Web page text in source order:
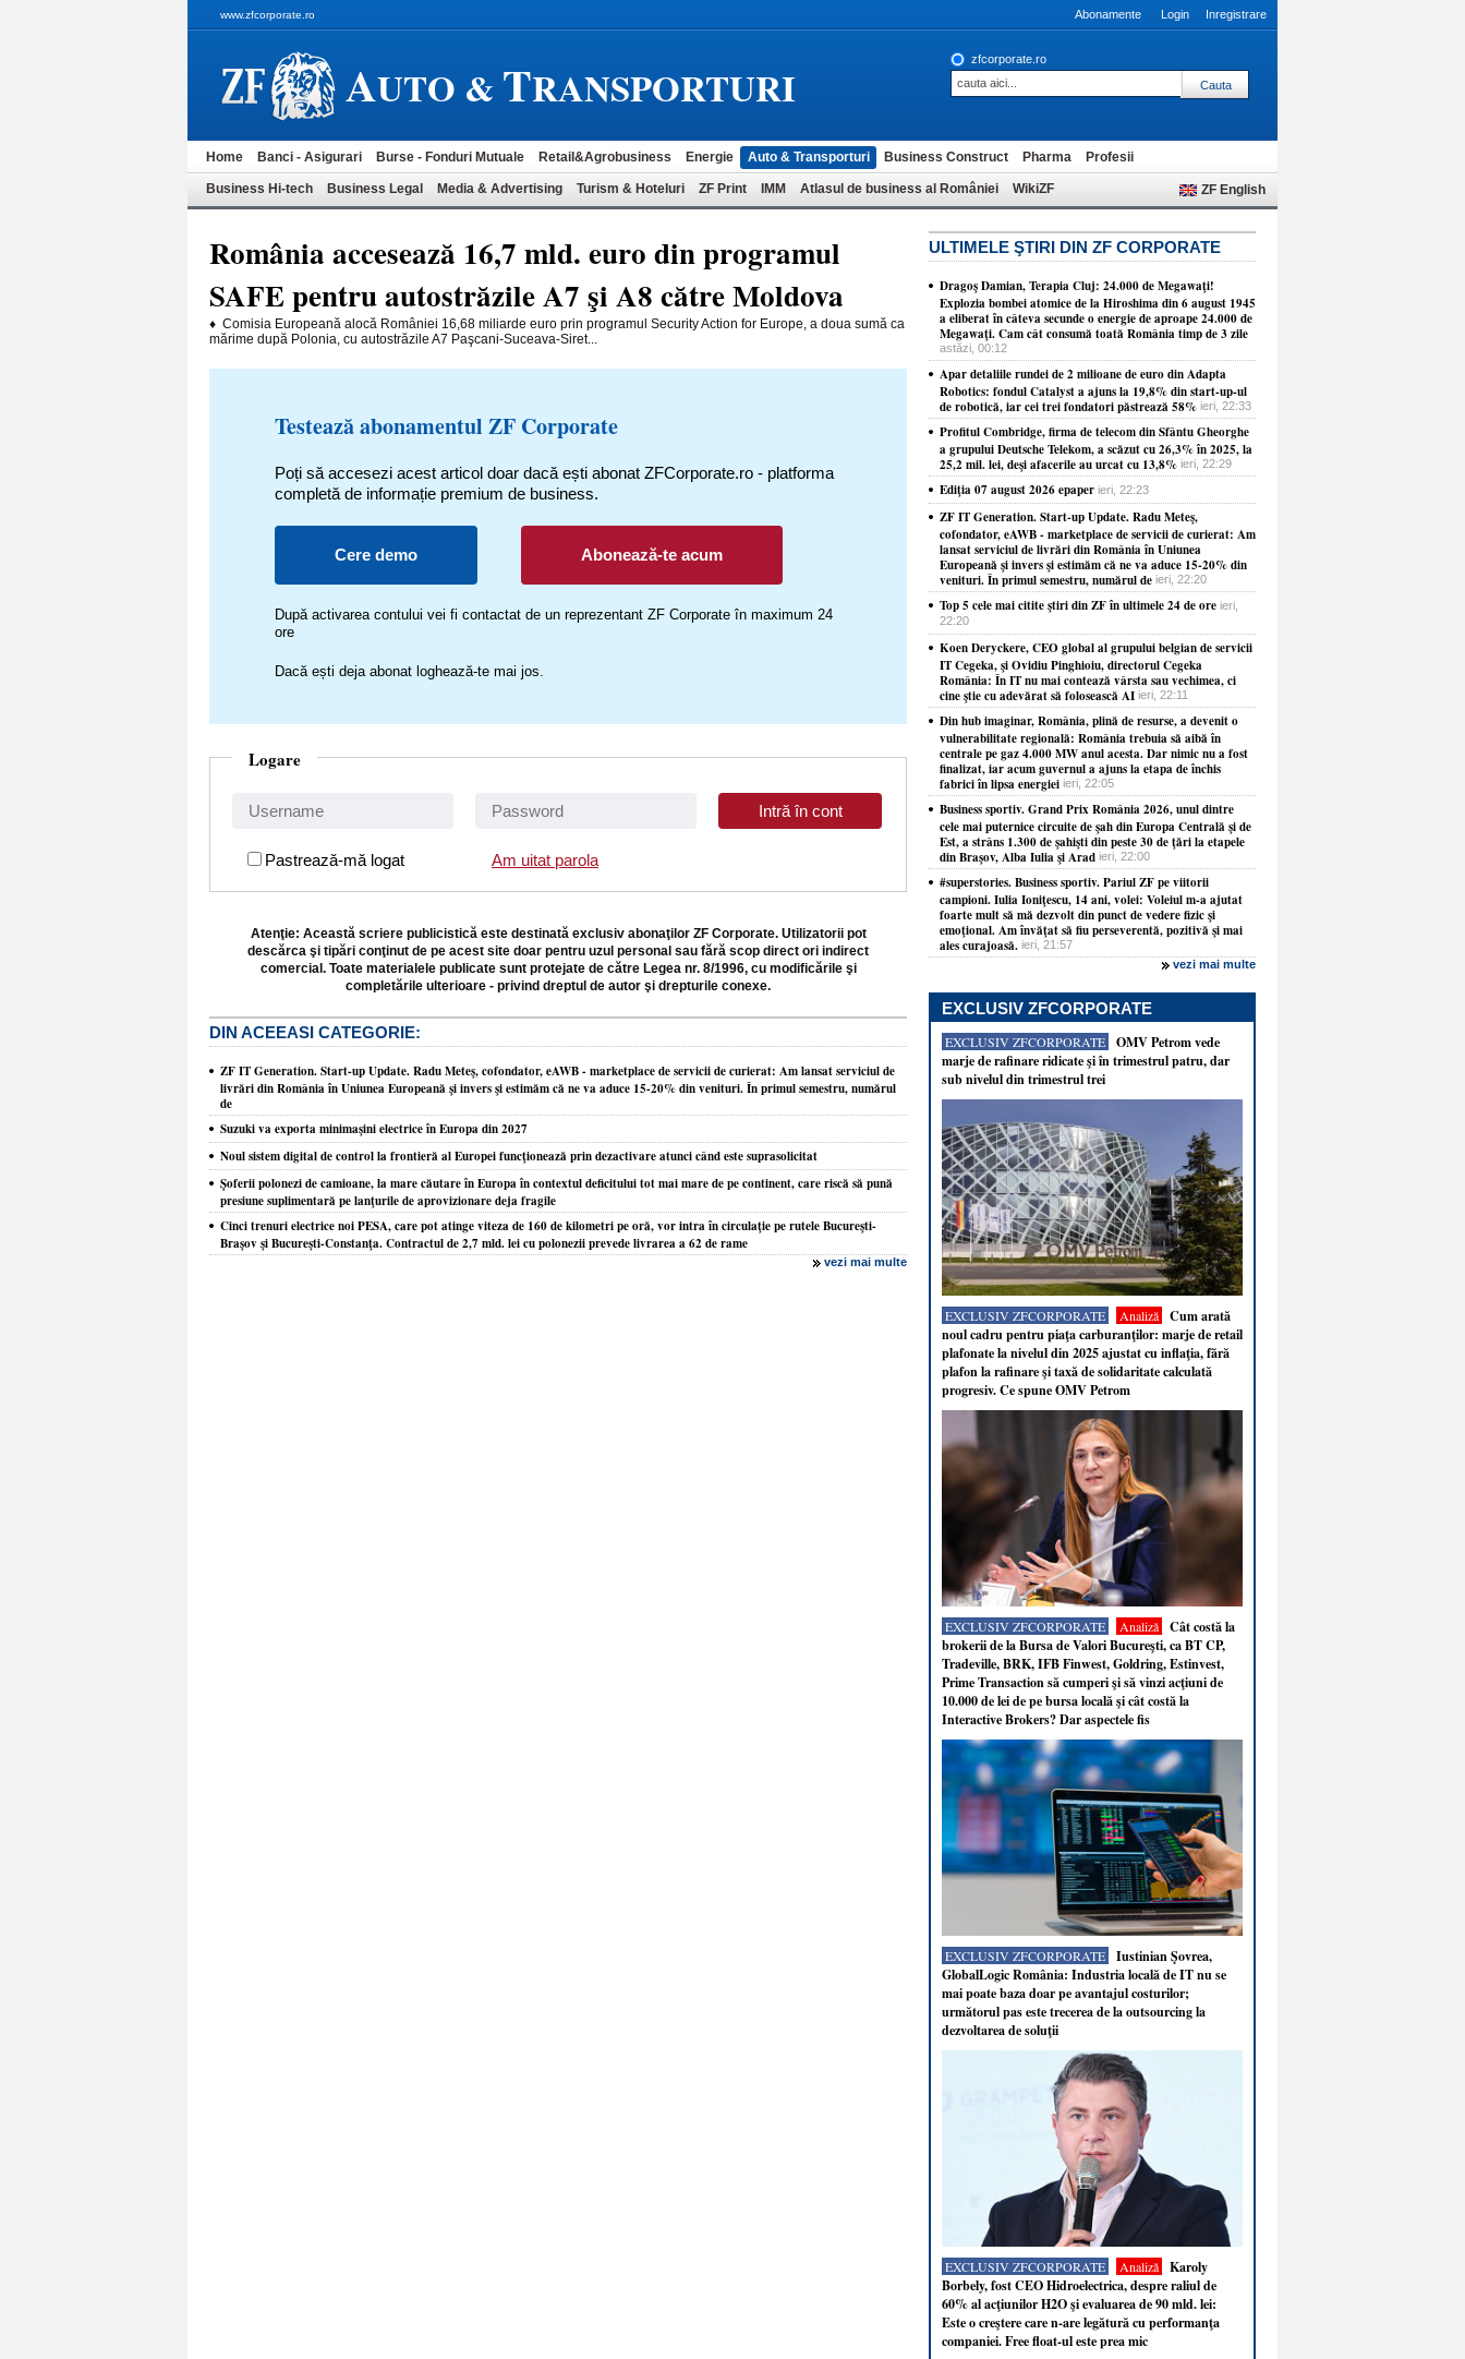
www.zfcorporate.ro Abonamente Login Inregistrare
AUTO & TRANSPORTURI
zfcorporate.ro
Home Banci - Asigurari Burse - Fonduri Mutuale Retail&Agrobusiness Energie Auto & Transporturi Business Construct Pharma Profesii
Business Hi-tech Business Legal Media & Advertising Turism & Hoteluri ZF Print IMM Atlasul de business al României WikiZF ZF English
România accesează 16,7 mld. euro din programul
SAFE pentru autostrăzile A7 şi A8 către Moldova
♦ Comisia Europeană alocă României 16,68 miliarde euro prin programul Security Action for Europe, a doua sumă ca
mărime după Polonia, cu autostrăzile A7 Paşcani-Suceava-Siret...
Testează abonamentul ZF Corporate
Poți să accesezi acest articol doar dacă ești abonat ZFCorporate.ro - platforma
completă de informație premium de business.
Cere demo Abonează-te acum
După activarea contului vei fi contactat de un reprezentant ZF Corporate în maximum 24
ore
Dacă ești deja abonat loghează-te mai jos.
Logare
Pastrează-mă logat Am uitat parola
Atenţie: Această scriere publicistică este destinată exclusiv abonaţilor ZF Corporate. Utilizatorii pot
descărca şi tipări conţinut de pe acest site doar pentru uzul personal sau fără scop direct ori indirect
comercial. Toate materialele publicate sunt protejate de către Legea nr. 8/1996, cu modificările şi
completările ulterioare - privind dreptul de autor şi drepturile conexe.
DIN ACEEASI CATEGORIE:
ZF IT Generation. Start-up Update. Radu Meteş, cofondator, eAWB - marketplace de servicii de curierat: Am lansat serviciul de
livrări din România în Uniunea Europeană şi invers şi estimăm că ne va aduce 15-20% din venituri. În primul semestru, numărul
de
Suzuki va exporta minimaşini electrice în Europa din 2027
Noul sistem digital de control la frontieră al Europei funcţionează prin dezactivare atunci când este suprasolicitat
Şoferii polonezi de camioane, la mare căutare în Europa în contextul deficitului tot mai mare de pe continent, care riscă să pună
presiune suplimentară pe lanţurile de aprovizionare deja fragile
Cinci trenuri electrice noi PESA, care pot atinge viteza de 160 de kilometri pe oră, vor intra în circulaţie pe rutele Bucureşti-
Braşov şi Bucureşti-Constanţa. Contractul de 2,7 mld. lei cu polonezii prevede livrarea a 62 de rame
vezi mai multe
ULTIMELE ŞTIRI DIN ZF CORPORATE
Dragoş Damian, Terapia Cluj: 24.000 de Megawaţi!
Explozia bombei atomice de la Hiroshima din 6 august 1945
a eliberat în câteva secunde o energie de aproape 24.000 de
Megawaţi. Cam cât consumă toată România timp de 3 zile
astăzi, 00:12
Apar detaliile rundei de 2 milioane de euro din Adapta
Robotics: fondul Catalyst a ajuns la 19,8% din start-up-ul
de robotică, iar cei trei fondatori păstrează 58% ieri, 22:33
Profitul Combridge, firma de telecom din Sfântu Gheorghe
a grupului Deutsche Telekom, a scăzut cu 26,3% în 2025, la
25,2 mil. lei, deşi afacerile au urcat cu 13,8% ieri, 22:29
Ediţia 07 august 2026 epaper ieri, 22:23
ZF IT Generation. Start-up Update. Radu Meteş,
cofondator, eAWB - marketplace de servicii de curierat: Am
lansat serviciul de livrări din România în Uniunea
Europeană şi invers şi estimăm că ne va aduce 15-20% din
venituri. În primul semestru, numărul de ieri, 22:20
Top 5 cele mai citite ştiri din ZF în ultimele 24 de ore ieri,
22:20
Koen Deryckere, CEO global al grupului belgian de servicii
IT Cegeka, şi Ovidiu Pinghioiu, directorul Cegeka
România: În IT nu mai contează vârsta sau vechimea, ci
cine ştie cu adevărat să folosească AI ieri, 22:11
Din hub imaginar, România, plină de resurse, a devenit o
vulnerabilitate regională: România trebuia să aibă în
centrale pe gaz 4.000 MW anul acesta. Dar nimic nu a fost
finalizat, iar acum guvernul a ajuns la etapa de închis
fabrici în lipsa energiei ieri, 22:05
Business sportiv. Grand Prix România 2026, unul dintre
cele mai puternice circuite de şah din Europa Centrală şi de
Est, a strâns 1.300 de şahişti din peste 30 de ţări la etapele
din Braşov, Alba Iulia şi Arad ieri, 22:00
#superstories. Business sportiv. Pariul ZF pe viitorii
campioni. Iulia Ioniţescu, 14 ani, volei: Voleiul m-a ajutat
foarte mult să mă dezvolt din punct de vedere fizic şi
emoţional. Am învăţat să fiu perseverentă, pozitivă şi mai
ales curajoasă. ieri, 21:57
vezi mai multe
EXCLUSIV ZFCORPORATE
EXCLUSIV ZFCORPORATE
OMV Petrom vede
marje de rafinare ridicate şi în trimestrul patru, dar
sub nivelul din trimestrul trei
EXCLUSIV ZFCORPORATE Analiză
Cum arată
noul cadru pentru piaţa carburanţilor: marje de retail
plafonate la nivelul din 2025 ajustat cu inflaţia, fără
plafon la rafinare şi taxă de solidaritate calculată
progresiv. Ce spune OMV Petrom
EXCLUSIV ZFCORPORATE Analiză
Cât costă la
brokerii de la Bursa de Valori Bucureşti, ca BT CP,
Tradeville, BRK, IFB Finwest, Goldring, Estinvest,
Prime Transaction să cumperi şi să vinzi acţiuni de
10.000 de lei de pe bursa locală şi cât costă la
Interactive Brokers? Dar aspectele fis
EXCLUSIV ZFCORPORATE
Iustinian Şovrea,
GlobalLogic România: Industria locală de IT nu se
mai poate baza doar pe avantajul costurilor;
următorul pas este trecerea de la outsourcing la
dezvoltarea de soluţii
EXCLUSIV ZFCORPORATE Analiză
Karoly
Borbely, fost CEO Hidroelectrica, despre raliul de
60% al acţiunilor H2O şi evaluarea de 90 mld. lei:
Este o creştere care n-are legătură cu performanţa
companiei. Free float-ul este prea mic